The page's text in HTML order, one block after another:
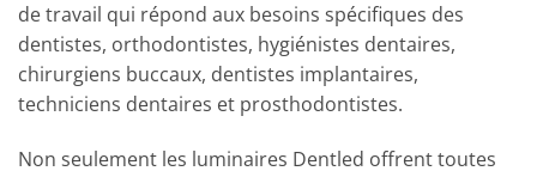
de travail qui répond aux besoins spécifiques des
dentistes, orthodontistes, hygiénistes dentaires,
chirurgiens buccaux, dentistes implantaires,
techniciens dentaires et prosthodontistes.
Non seulement les luminaires Dentled offrent toutes